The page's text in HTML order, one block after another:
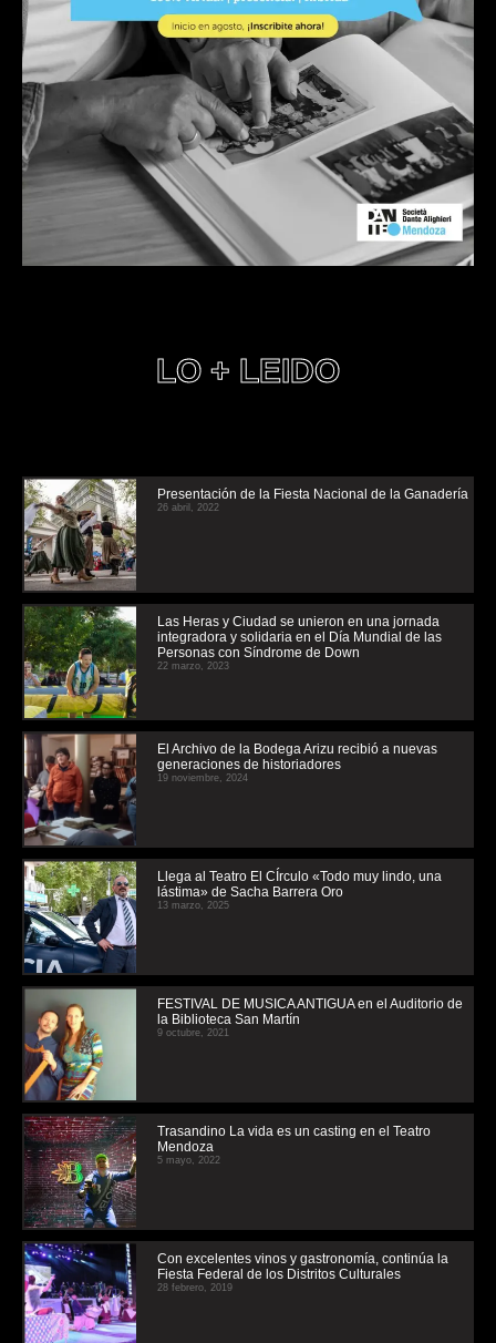
LO + LEIDO
Presentación de la Fiesta Nacional de la Ganadería
26 abril, 2022
Las Heras y Ciudad se unieron en una jornada
integradora y solidaria en el Día Mundial de las
Personas con Síndrome de Down
22 marzo, 2023
El Archivo de la Bodega Arizu recibió a nuevas
generaciones de historiadores
19 noviembre, 2024
Llega al Teatro El CÍrculo «Todo muy lindo, una
lástima» de Sacha Barrera Oro
13 marzo, 2025
FESTIVAL DE MUSICA ANTIGUA en el Auditorio de
la Biblioteca San Martín
9 octubre, 2021
Trasandino La vida es un casting en el Teatro
Mendoza
5 mayo, 2022
Con excelentes vinos y gastronomía, continúa la
Fiesta Federal de los Distritos Culturales
28 febrero, 2019